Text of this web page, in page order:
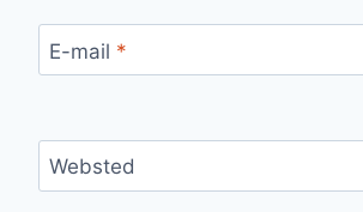
E-mail *
Websted